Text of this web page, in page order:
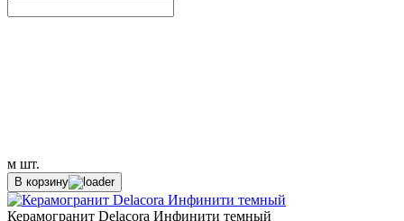
м шт.
В корзину
Керамогранит Delacora Инфинити темный